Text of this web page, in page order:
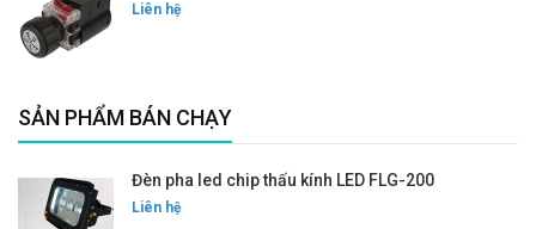
Liên hệ
SẢN PHẨM BÁN CHẠY
Đèn pha led chip thấu kính LED FLG-200
Liên hệ